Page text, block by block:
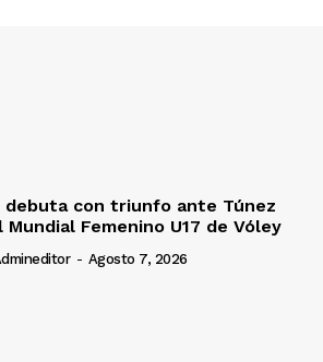
debuta con triunfo ante Túnez
Mundial Femenino U17 de Vóley
- Agosto 7, 2026